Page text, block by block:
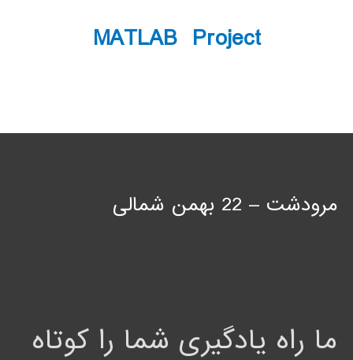
MATLAB Project
مرودشت – 22 بهمن شمالی
ما راه یادگیری شما را کوتاه